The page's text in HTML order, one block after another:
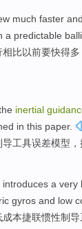
much faster and
a predictable
相比以前要快得多
inertial
in this paper.
导工具误差模型
introduces a very
gyros and low
成本捷联惯性制导